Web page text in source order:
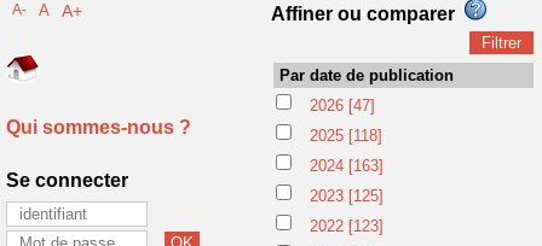
A- A A+
Qui sommes-nous ?
Se connecter
Affiner ou comparer
Par date de publication
2026 [47]
2025 [118]
2024 [163]
2023 [125]
2022 [123]